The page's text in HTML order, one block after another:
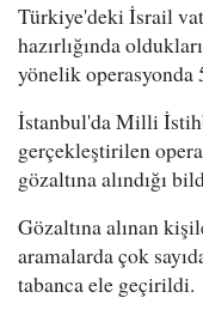
Türkiye'deki İsrail
hazırlığında
yönelik operasyonda
İstanbul'da Milli
gerçekleştirilen
gözaltına alındığı
Gözaltına alınan
aramalarda çok
tabanca ele geçirildi.